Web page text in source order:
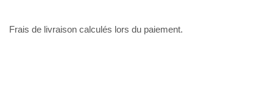
Frais de livraison calculés lors du paiement.